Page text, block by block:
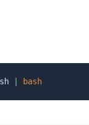
bash